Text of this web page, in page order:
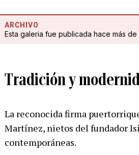
ARCHIVO
Esta galeria fue publicada hace más de
Tradición y
La reconocida firma
Martínez, nietos del fundador
contemporáneas.